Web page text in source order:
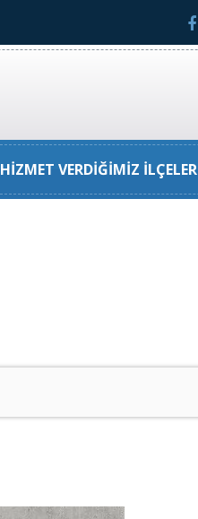
HIZMET VERDIĞIMIZ İLÇELER